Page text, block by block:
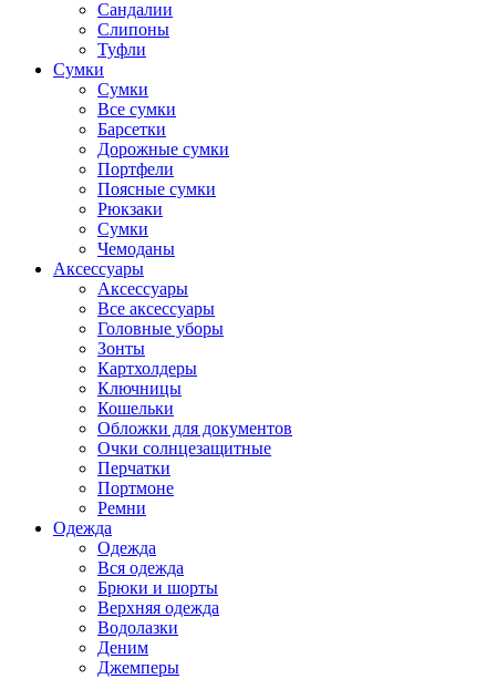
Сандалии
Слипоны
Туфли
Сумки
Сумки
Все сумки
Барсетки
Дорожные сумки
Портфели
Поясные сумки
Рюкзаки
Сумки
Чемоданы
Аксессуары
Аксессуары
Все аксессуары
Головные уборы
Зонты
Картхолдеры
Ключницы
Кошельки
Обложки для документов
Очки солнцезащитные
Перчатки
Портмоне
Ремни
Одежда
Одежда
Вся одежда
Брюки и шорты
Верхняя одежда
Водолазки
Деним
Джемперы